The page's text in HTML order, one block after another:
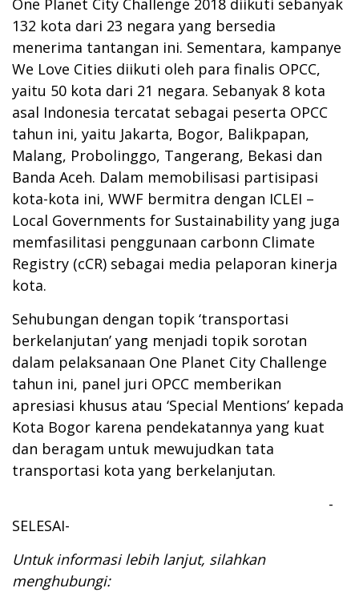
One Planet City Challenge 2018 diikuti sebanyak
132 kota dari 23 negara yang bersedia
menerima tantangan ini. Sementara, kampanye
We Love Cities diikuti oleh para finalis OPCC,
yaitu 50 kota dari 21 negara. Sebanyak 8 kota
asal Indonesia tercatat sebagai peserta OPCC
tahun ini, yaitu Jakarta, Bogor, Balikpapan,
Malang, Probolinggo, Tangerang, Bekasi dan
Banda Aceh. Dalam memobilisasi partisipasi
kota-kota ini, WWF bermitra dengan ICLEI –
Local Governments for Sustainability yang juga
memfasilitasi penggunaan carbonn Climate
Registry (cCR) sebagai media pelaporan kinerja
kota.
Sehubungan dengan topik ‘transportasi
berkelanjutan’ yang menjadi topik sorotan
dalam pelaksanaan One Planet City Challenge
tahun ini, panel juri OPCC memberikan
apresiasi khusus atau ‘Special Mentions’ kepada
Kota Bogor karena pendekatannya yang kuat
dan beragam untuk mewujudkan tata
transportasi kota yang berkelanjutan.
-
SELESAI-
Untuk informasi lebih lanjut, silahkan
menghubungi: